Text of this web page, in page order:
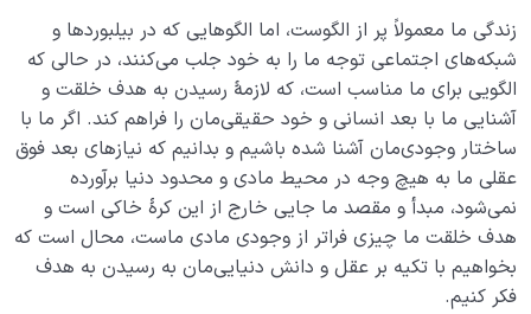
زندگی ما معمولاً پر از الگوست، اما الگوهایی که در بیلبوردها و
شبکه‌های اجتماعی توجه ما را به خود جلب می‌کنند، در حالی که
الگویی برای ما مناسب است، که لازمۀ رسیدن به هدف خلقت و
آشنایی ما با بعد انسانی و خود حقیقی‌مان را فراهم کند. اگر ما با
ساختار وجودی‌مان آشنا شده باشیم و بدانیم که نیازهای بعد فوق
عقلی ما به هیچ وجه در محیط مادی و محدود دنیا برآورده
نمی‌شود، مبدأ و مقصد ما جایی خارج از این کرۀ خاکی است و
هدف خلقت ما چیزی فراتر از وجودی مادی ماست، محال است که
بخواهیم با تکیه بر عقل و دانش دنیایی‌مان به رسیدن به هدف
فکر کنیم.